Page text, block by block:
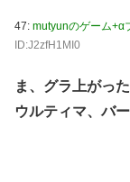
47: mutyunのゲーム+α
ID:J2zfH1MI0
ま、グラ上がっ
ウルティマ、バ